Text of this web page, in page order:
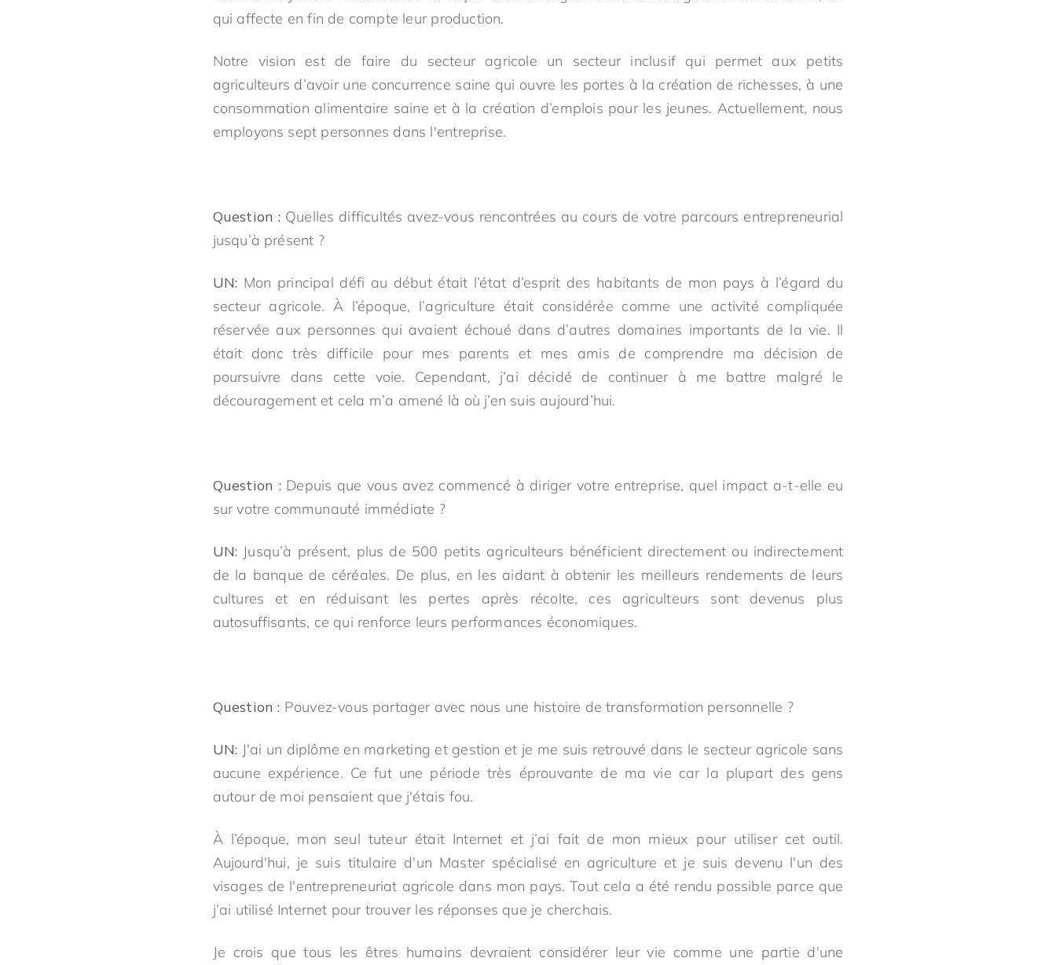
qui affecte en fin de compte leur production.
Notre vision est de faire du secteur agricole un secteur inclusif qui permet aux petits
agriculteurs d’avoir une concurrence saine qui ouvre les portes à la création de richesses, à une
consommation alimentaire saine et à la création d’emplois pour les jeunes. Actuellement, nous
employons sept personnes dans l'entreprise.
Question : Quelles difficultés avez-vous rencontrées au cours de votre parcours entrepreneurial
jusqu’à présent ?
UN: Mon principal défi au début était l’état d’esprit des habitants de mon pays à l’égard du
secteur agricole. À l’époque, l’agriculture était considérée comme une activité compliquée
réservée aux personnes qui avaient échoué dans d’autres domaines importants de la vie. Il
était donc très difficile pour mes parents et mes amis de comprendre ma décision de
poursuivre dans cette voie. Cependant, j’ai décidé de continuer à me battre malgré le
découragement et cela m’a amené là où j’en suis aujourd’hui.
Question :Depuis que vous avez commencé à diriger votre entreprise, quel impact a-t-elle eu
sur votre communauté immédiate ?
UN: Jusqu’à présent, plus de 500 petits agriculteurs bénéficient directement ou indirectement
de la banque de céréales. De plus, en les aidant à obtenir les meilleurs rendements de leurs
cultures et en réduisant les pertes après récolte, ces agriculteurs sont devenus plus
autosuffisants, ce qui renforce leurs performances économiques.
Question : Pouvez-vous partager avec nous une histoire de transformation personnelle ?
UN: J'ai un diplôme en marketing et gestion et je me suis retrouvé dans le secteur agricole sans
aucune expérience. Ce fut une période très éprouvante de ma vie car la plupart des gens
autour de moi pensaient que j'étais fou.
À l’époque, mon seul tuteur était Internet et j’ai fait de mon mieux pour utiliser cet outil.
Aujourd'hui, je suis titulaire d'un Master spécialisé en agriculture et je suis devenu l'un des
visages de l'entrepreneuriat agricole dans mon pays. Tout cela a été rendu possible parce que
j’ai utilisé Internet pour trouver les réponses que je cherchais.
Je crois que tous les êtres humains devraient considérer leur vie comme une partie d'une